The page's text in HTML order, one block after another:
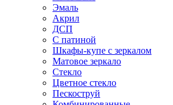
Эмаль
Акрил
ДСП
С патиной
Шкафы-купе с зеркалом
Матовое зеркало
Стекло
Цветное стекло
Пескоструй